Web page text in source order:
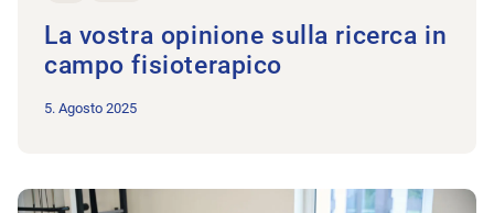
La vostra opinione sulla ricerca in
campo fisioterapico
5. Agosto 2025
All’articolo Diventate coach di movimentazione!